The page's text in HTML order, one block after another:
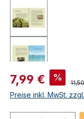
Verkaufspreis:
7,99 € %
Preise inkl. MwSt.